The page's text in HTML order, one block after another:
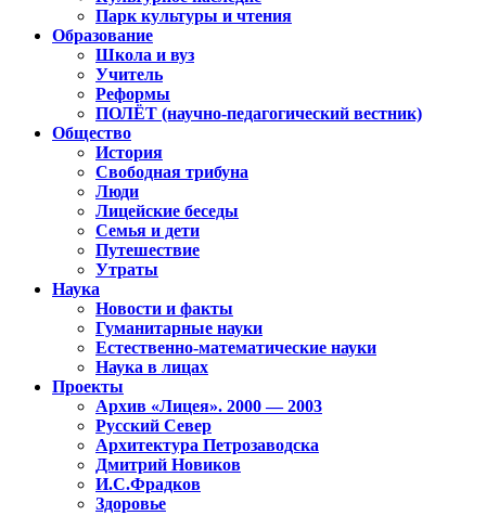
Парк культуры и чтения
Образование
Школа и вуз
Учитель
Реформы
ПОЛЁТ (научно-педагогический вестник)
Общество
История
Свободная трибуна
Люди
Лицейские беседы
Семья и дети
Путешествие
Утраты
Наука
Новости и факты
Гуманитарные науки
Естественно-математические науки
Наука в лицах
Проекты
Архив «Лицея». 2000 — 2003
Русский Север
Архитектура Петрозаводска
Дмитрий Новиков
И.С.Фрадков
Здоровье